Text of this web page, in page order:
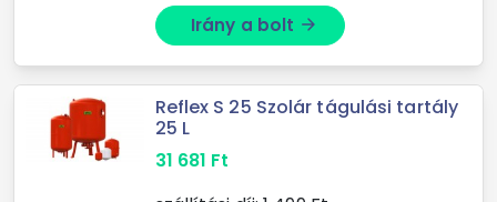
Irány a bolt arrow_forward
Reflex S 25 Szolár tágulási tartály
25 L
31 681 Ft